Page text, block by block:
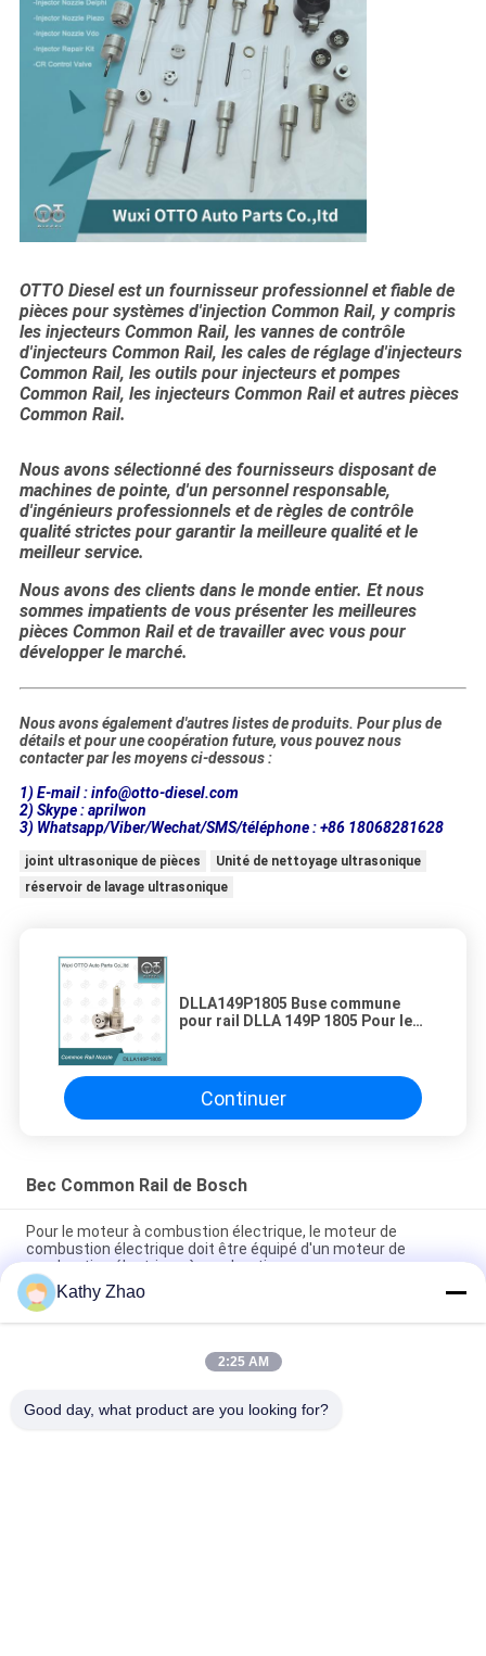
OTTO Diesel est un fournisseur professionnel et fiable de
pièces pour systèmes d'injection Common Rail, y compris
les injecteurs Common Rail, les vannes de contrôle
d'injecteurs Common Rail, les cales de réglage d'injecteurs
Common Rail, les outils pour injecteurs et pompes
Common Rail, les injecteurs Common Rail et autres pièces
Common Rail.
Nous avons sélectionné des fournisseurs disposant de
machines de pointe, d'un personnel responsable,
d'ingénieurs professionnels et de règles de contrôle
qualité strictes pour garantir la meilleure qualité et le
meilleur service.
Nous avons des clients dans le monde entier. Et nous
sommes impatients de vous présenter les meilleures
pièces Common Rail et de travailler avec vous pour
développer le marché.
Nous avons également d'autres listes de produits. Pour plus de
détails et pour une coopération future, vous pouvez nous
contacter par les moyens ci-dessous :
1) E-mail : info@otto-diesel.com
2) Skype : aprilwon
3) Whatsapp/Viber/Wechat/SMS/téléphone : +86 18068281628
joint ultrasonique de pièces
Unité de nettoyage ultrasonique
réservoir de lavage ultrasonique
DLLA149P1805 Buse commune
pour rail DLLA 149P 1805 Pour les
Continuer
Bec Common Rail de Bosch
Pour le moteur à combustion électrique, le moteur de
combustion électrique doit être équipé d'un moteur de
combustion électrique à combustion.
Buse d'injecteur à rampe commune DLLA141P2146 pour
injecteurs 0445120134
DSLA150P1438 Buse commune de rail 0433175425 Pour
Kathy Zhao
2:25 AM
Good day, what product are you looking for?